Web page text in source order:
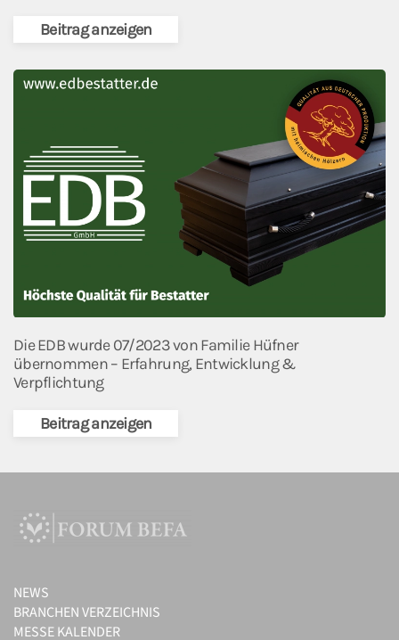
Beitrag anzeigen
Die EDB wurde 07/2023 von Familie Hüfner
übernommen – Erfahrung, Entwicklung &
Verpflichtung
Beitrag anzeigen
NEWS
BRANCHEN VERZEICHNIS
MESSE KALENDER